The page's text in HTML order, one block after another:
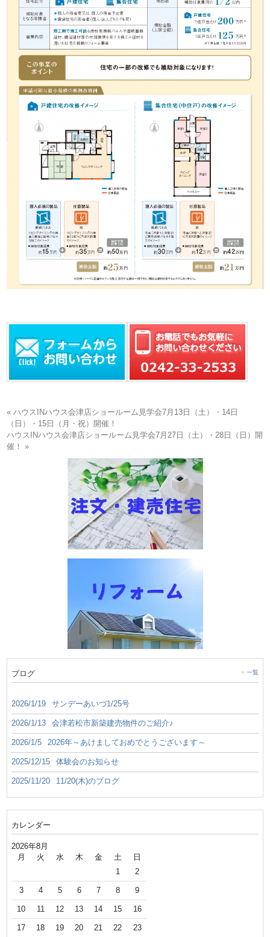
« ハウスINハウス会津店ショールーム見学会7月13日（土）・14日
（日）・15日（月・祝）開催！
ハウスINハウス会津店ショールーム見学会7月27日（土）・28日（日）開
催！ »
ブログ 一覧
2026/1/19 サンデーあいづ1/25号
2026/1/13 会津若松市新築建売物件のご紹介♪
2026/1/5 2026年～あけましておめでとうございます～
2025/12/15 体験会のお知らせ
2025/11/20 11/20(木)のブログ
カレンダー
2026年8月
月 火 水 木 金 土
日
1
2
3 4 5 6 7 8 9
10 11 12 13 14 15 16
17 18 19 20 21 22 23